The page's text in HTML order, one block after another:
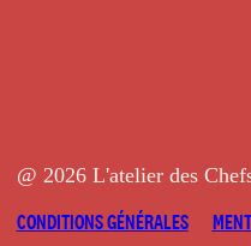
@ 2026 L'atelier des
CONDITIONS GÉNÉRALES